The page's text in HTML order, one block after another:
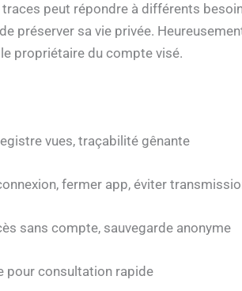
peut répondre à différents
préserver sa vie privée.
propriétaire du compte visé.
vues, traçabilité gênante
fermer app, éviter
sans compte, sauvegarde anonyme
pour consultation rapide